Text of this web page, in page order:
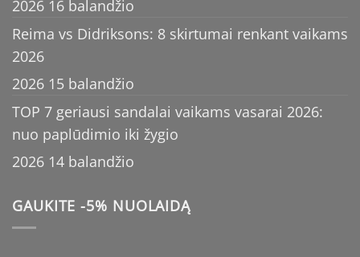
2026 16 balandžio
Reima vs Didriksons: 8 skirtumai renkant vaikams
2026
2026 15 balandžio
TOP 7 geriausi sandalai vaikams vasarai 2026:
nuo paplūdimio iki žygio
2026 14 balandžio
GAUKITE -5% NUOLAIDĄ